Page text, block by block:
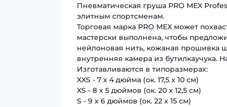
Пневматическая груша PRO MEX
элитным спортсменам.
Торговая марка PRO MEX может
мастерски выполнена, чтобы
нейлоновая нить, кожаная прошивка
внутренняя камера из бутилкаучука.
Изготавливаются в типоразмерах:
XXS - 7 х 4 дюйма (ок. 17,5 х 10 см)
XS - 8 x 5 дюймов (ок. 20 х 12,5 см)
S - 9 x 6 дюймов (ок. 22 х 15 см)